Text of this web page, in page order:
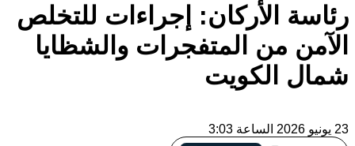
رئاسة الأركان: إجراءات للتخلص
الآمن من المتفجرات والشظايا
شمال الكويت
23 يونيو 2026 الساعة 3:03